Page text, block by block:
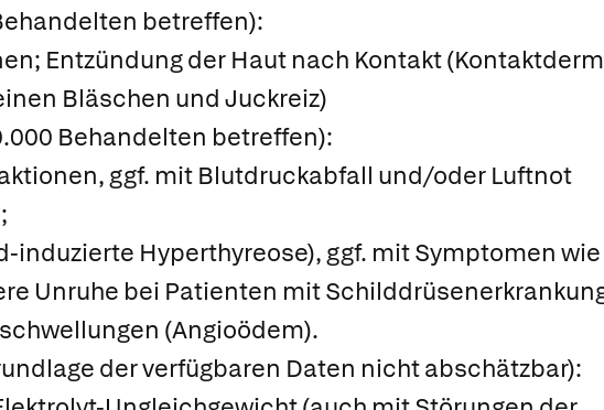
betreffen):
Entzündung der Haut nach Kontakt
Bläschen und Juckreiz)
Behandelten betreffen):
ggf. mit Blutdruckabfall und/oder Luftnot
Hyperthyreose), ggf. mit Symptomen wie
Unruhe bei Patienten mit
(Angioödem).
der verfügbaren Daten nicht abschätzbar):